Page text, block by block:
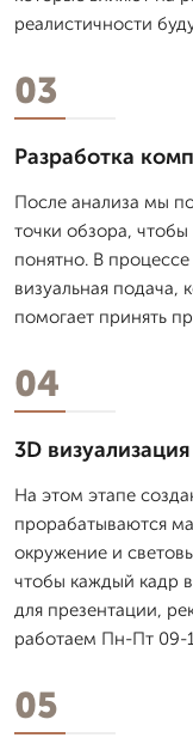
реалистичности
03
Разработка
После анализа мы
точки обзора, чтобы
понятно. В
визуальная подача,
помогает принять
04
3D
На этом этапе
прорабатываются
окружение и
чтобы каждый кадр
для презентации,
работаем Пн-Пт 09-
05